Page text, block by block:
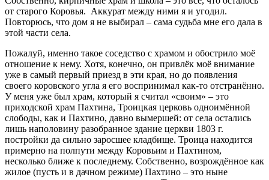
от старого Коровья. Аккурат между ними я и угодил.
Повторюсь, что дом я не выбирал – сама судьба мне его дала в
этой части села.
Пожалуй, именно такое соседство с храмом и обострило моё
отношение к нему. Хотя, конечно, он привлёк моё внимание
уже в самый первый приезд в эти края, но до появления
своего коровского угла я его воспринимал как-то отстранённо.
У меня уже был храм, который я считал «своим» – это
приходской храм Пахтина, Троицкая церковь одноимённой
слободы, как и Пахтино, давно вымершей: от села остались
лишь наполовину разобранное здание церкви 1803 г.
постройки да сильно заросшее кладбище. Троица находится
примерно на полпути между Коровьим и Пахтином,
несколько ближе к последнему. Собственно, возрождённое как
жилое (пусть и в дачном режиме) Пахтино – это ныне